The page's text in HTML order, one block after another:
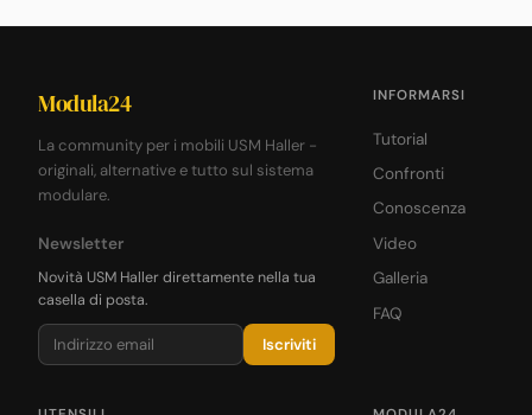
Modula24
La community per i mobili USM Haller -
originali, alternative e tutto sul sistema
modulare.
Newsletter
Novità USM Haller direttamente nella tua
casella di posta.
Iscriviti
INFORMARSI
Tutorial
Confronti
Conoscenza
Video
Galleria
FAQ